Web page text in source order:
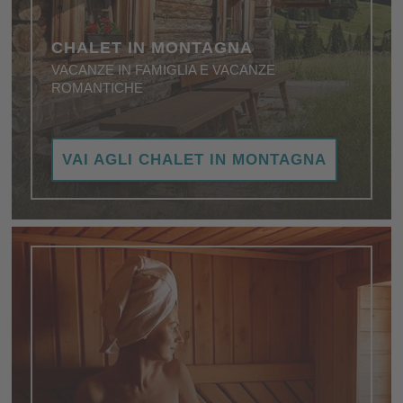
CHALET IN MONTAGNA
VACANZE IN FAMIGLIA E VACANZE
ROMANTICHE
belli nelle montagne più spettacolari.
VAI AGLI CHALET IN MONTAGNA